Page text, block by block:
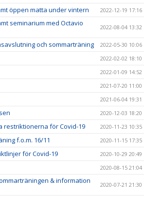
öppen matta under vintern
2022-12-19 17:16
seminarium med Octavio
2022-08-04 13:32
och sommarträning 2022-05-30 10:06
2022-02-02 18:10
2022-01-09 14:52
2021-07-20 11:00
2021-06-04 19:31
2020-12-03 18:20
restriktionerna för Covid-19 2020-11-23 10:35
f.o.m. 16/11 2020-11-15 17:35
för Covid-19 2020-10-29 20:49
2020-08-15 21:04
& information
2020-07-21 21:30